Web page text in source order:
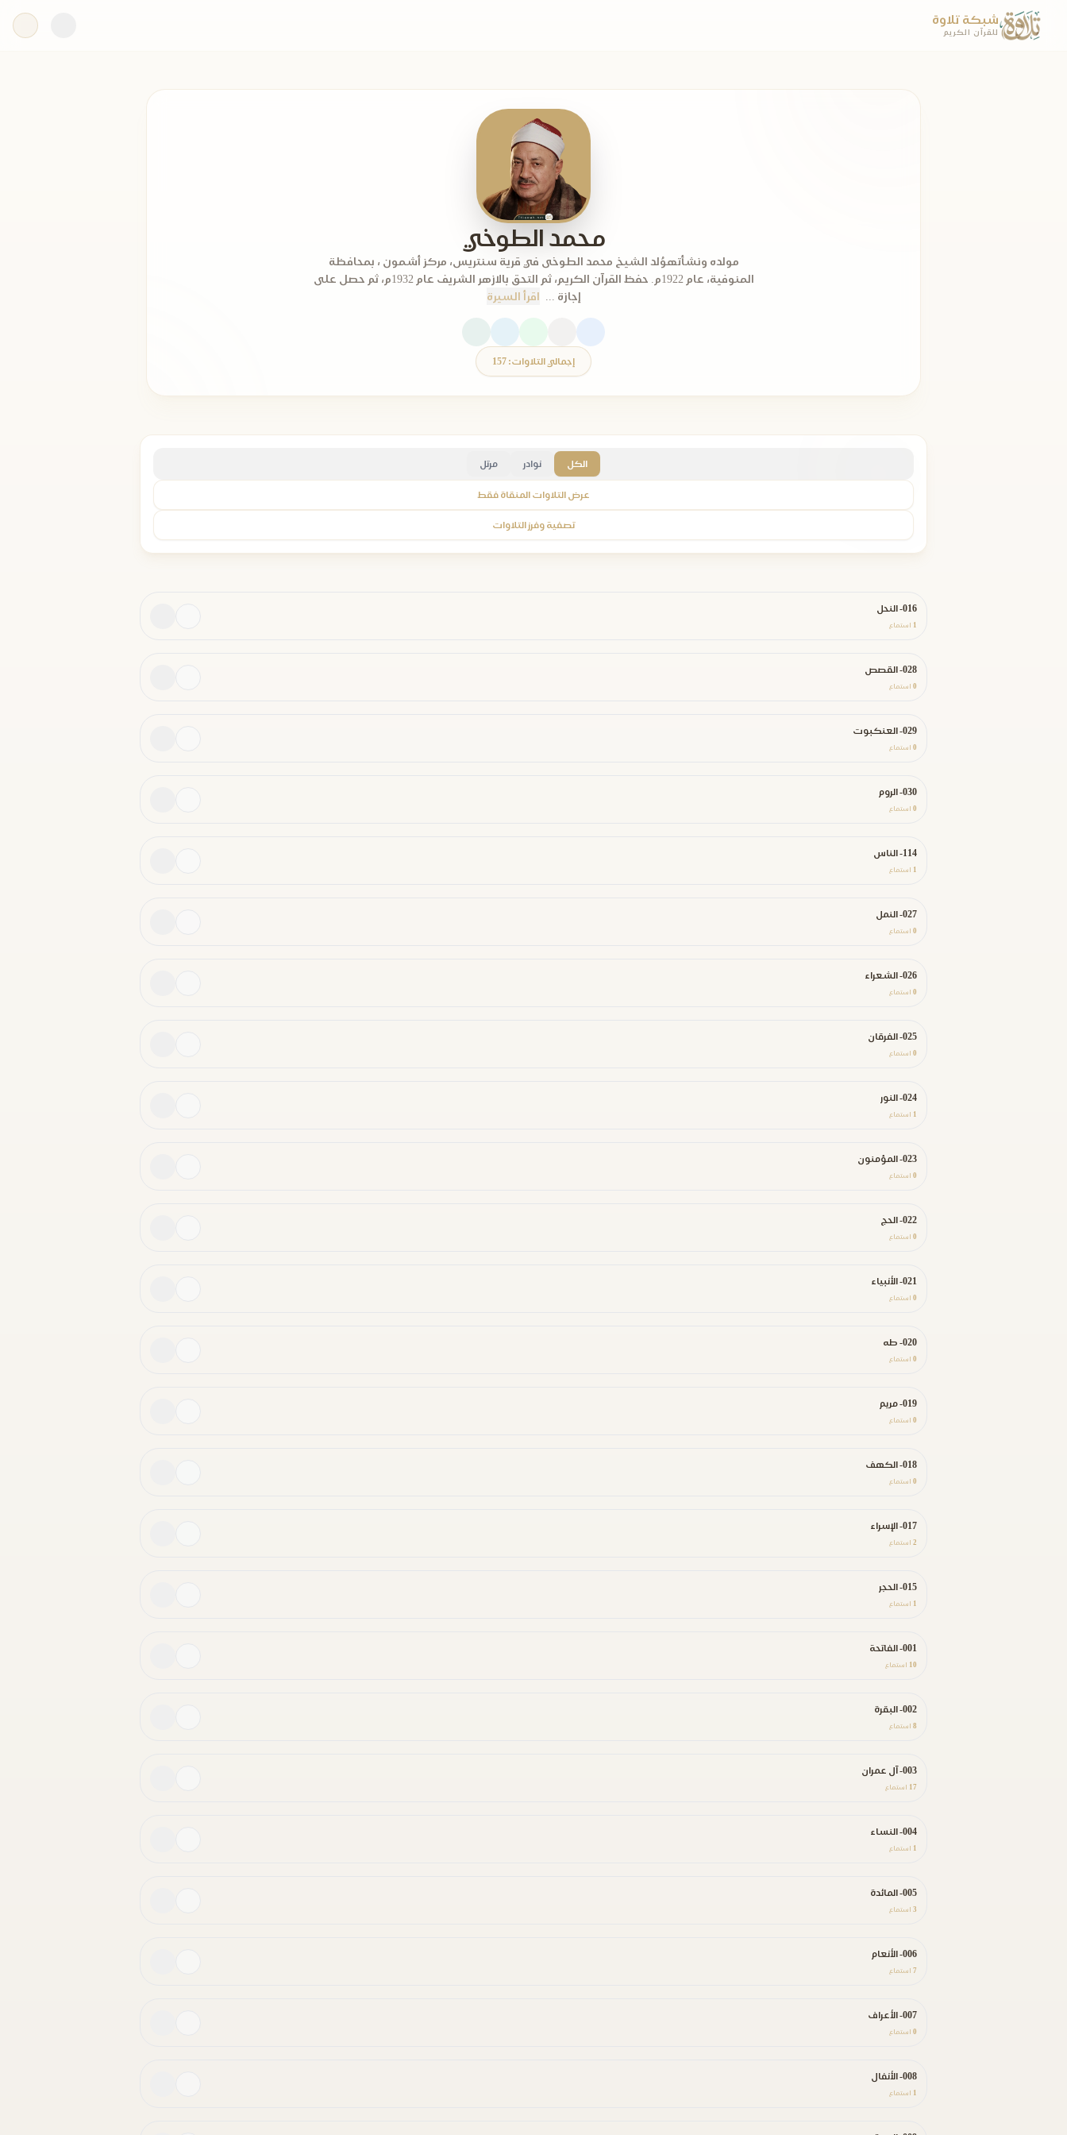
شبكة تلاوة
للقرآن الكريم
محمد الطوخي
مولده ونشأته​وُلد الشيخ محمد الطوخى في قرية سنتريس، مركز أشمون ، بمحافظة
المنوفية، عام 1922م. حفظ القرآن الكريم، ثم التحق بالازهر الشريف عام 1932م، ثم حصل على
إجازة ...
اقرأ السيرة
إجمالي التلاوات: 157
الكل نوادر مرتل
عرض التلاوات المنقاة فقط
تصفية وفرز التلاوات
016- النحل
1 استماع
028- القصص
0 استماع
029- العنكبوت
0 استماع
030- الروم
0 استماع
114- الناس
1 استماع
027- النمل
0 استماع
026- الشعراء
0 استماع
025- الفرقان
0 استماع
024- النور
1 استماع
023- المؤمنون
0 استماع
022- الحج
0 استماع
021- الأنبياء
0 استماع
020- طه
0 استماع
019- مريم
0 استماع
018- الكهف
0 استماع
017- الإسراء
2 استماع
015- الحجر
1 استماع
001- الفاتحة
10 استماع
002- البقرة
8 استماع
003- آل عمران
17 استماع
004- النساء
1 استماع
005- المائدة
3 استماع
006- الأنعام
7 استماع
007- الأعراف
0 استماع
008- الأنفال
1 استماع